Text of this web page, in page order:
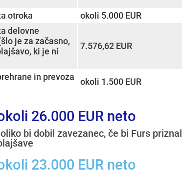
otroka
okoli 5.000 EUR
delovne
je za začasno,
ki je ni
7.576,62 EUR
in prevoza
okoli 1.500 EUR
26.000 EUR neto
bi dobil zavezanec, če bi Furs priznal
23.000 EUR neto